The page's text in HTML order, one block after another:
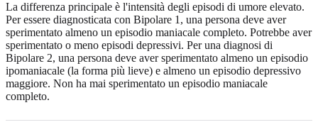
La differenza principale è l'intensità degli episodi di umore elevato.
Per essere diagnosticata con Bipolare 1, una persona deve aver
sperimentato almeno un episodio maniacale completo. Potrebbe aver
sperimentato o meno episodi depressivi. Per una diagnosi di
Bipolare 2, una persona deve aver sperimentato almeno un episodio
ipomaniacale (la forma più lieve) e almeno un episodio depressivo
maggiore. Non ha mai sperimentato un episodio maniacale
completo.